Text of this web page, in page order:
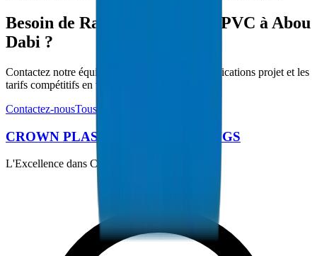
Besoin de Raccords de Gaine PVC à Abou
Dabi ?
Contactez notre équipe technique pour les spécifications projet et les
tarifs compétitifs en volume.
Contactez-nousTous les produits
CROWN PLASTIC PIPES / FITTINGS
L'Excellence dans Chaque Tuyau